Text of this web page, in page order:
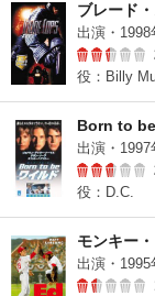
ブレード
出演・1998
役：Billy
Born to
出演・1997
役：D.C.
モンキー
出演・1995